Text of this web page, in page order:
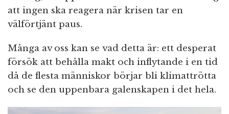
att ingen ska reagera när krisen tar en
välförtjänt paus.
Många av oss kan se vad detta är: ett desperat
försök att behålla makt och inflytande i en tid
då de flesta människor börjar bli klimattrötta
och se den uppenbara galenskapen i det hela.